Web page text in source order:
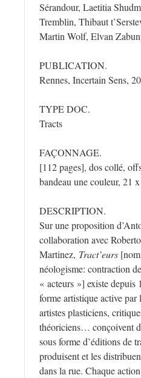
Sérandour, Laetitia
Tremblin, Thibaut
Martin Wolf, Elvan
PUBLICATION.
Rennes, Incertain Sens,
TYPE DOC.
Tracts
FAÇONNAGE.
[112 pages], dos collé,
bandeau une couleur, 21
DESCRIPTION.
Sur une proposition
collaboration avec Roberto
Martinez, Tract’eurs
néologisme: contraction
« acteurs »] existe depuis
forme artistique active par
artistes plasticiens,
théoriciens… conçoivent
sous forme d’éditions de
produisent et les
dans la rue. Chaque action